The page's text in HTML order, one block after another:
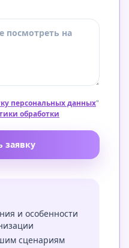
персональных данных"
обработки
заявку
и особенности
сценариям